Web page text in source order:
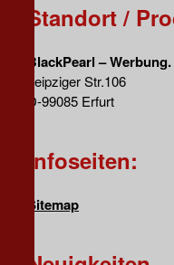
Standort /
BlackPearl –
Leipziger Str.106
D-99085 Erfurt
Infoseiten:
Sitemap